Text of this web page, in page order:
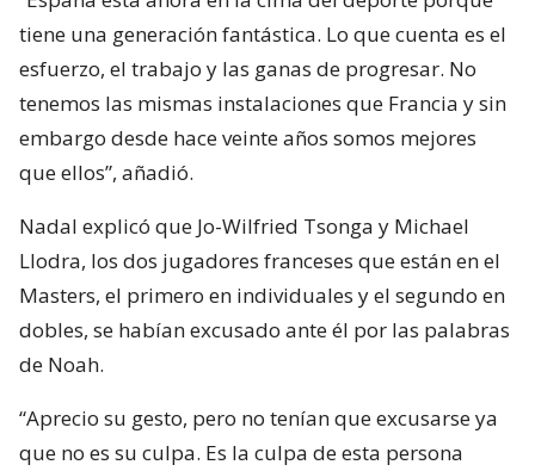
tiene una generación fantástica. Lo que cuenta es el
esfuerzo, el trabajo y las ganas de progresar. No
tenemos las mismas instalaciones que Francia y sin
embargo desde hace veinte años somos mejores
que ellos”, añadió.
Nadal explicó que Jo-Wilfried Tsonga y Michael
Llodra, los dos jugadores franceses que están en el
Masters, el primero en individuales y el segundo en
dobles, se habían excusado ante él por las palabras
de Noah.
“Aprecio su gesto, pero no tenían que excusarse ya
que no es su culpa. Es la culpa de esta persona